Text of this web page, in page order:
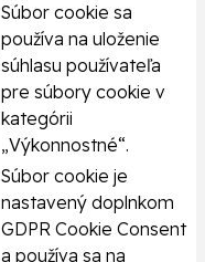
Súbor cookie sa
používa na uloženie
súhlasu používateľa
pre súbory cookie v
kategórii
„Výkonnostné“.
Súbor cookie je
nastavený doplnkom
GDPR Cookie Consent
a používa sa na